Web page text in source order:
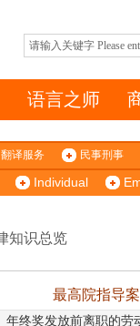
语言之师
翻译服务 民事刑事
Individual
知识总览
最高院指导
年终奖发放前离职的劳